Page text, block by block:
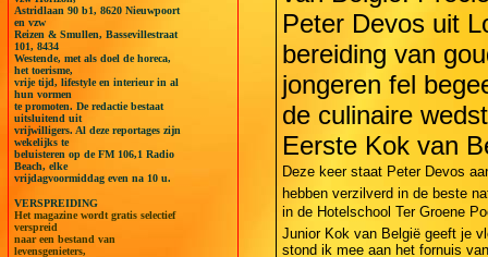
Astridlaan 90 b1, 8620 Nieuwpoort
en vzw
Reizen & Smullen, Bassevillestraat
101, 8434
Westende, met als doel de horeca,
het toerisme,
vrije tijd, lifestyle en interieur in al
hun vormen
te promoten. De redactie bestaat
uitsluitend uit
vrijwilligers. Al deze reportages zijn
wekelijks te
beluisteren op de FM 106,1 Radio
Beach, elke
vrijdagvoormiddag even na 10 u.
VERSPREIDING
Het magazine wordt gratis selectief
verspreid
naar een bestand van
levensgenieters,
Peter Devos uit
bereiding van
jongeren fel
de culinaire
Eerste Kok van
Deze keer staat Peter Devos
hebben verzilverd in de beste
in de Hotelschool Ter Groene
Junior Kok van België geeft je
stond ik mee aan het fornuis